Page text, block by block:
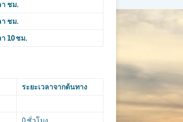
า ชม.
า ชม.
10 ชม.
ระยะเวลาจากต้นทาง